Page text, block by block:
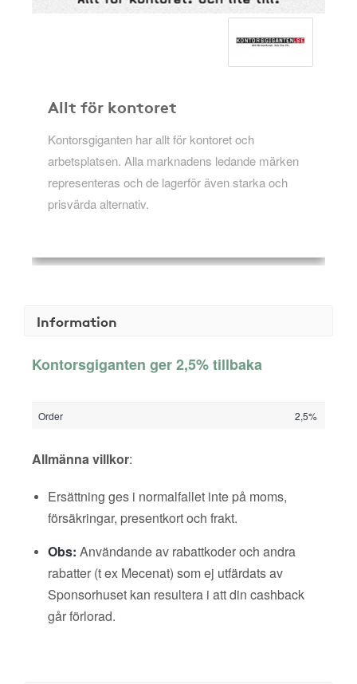
Allt för kontoret
Kontorsgiganten har allt för kontoret och
arbetsplatsen. Alla marknadens ledande märken
representeras och de lagerför även starka och
prisvärda alternativ.
Information
Kontorsgiganten ger 2,5% tillbaka
Order 2,5%
Allmänna villkor:
Ersättning ges i normalfallet inte på moms,
försäkringar, presentkort och frakt.
Obs: Användande av rabattkoder och andra
rabatter (t ex Mecenat) som ej utfärdats av
Sponsorhuset kan resultera i att din cashback
går förlorad.